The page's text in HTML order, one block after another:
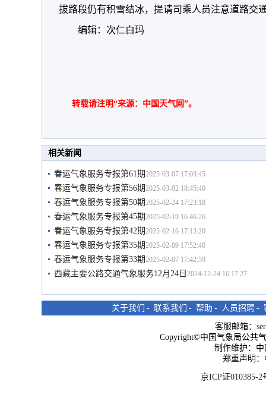
拔路段仍有积雪结冰， 提请司乘人员注意道路交
编辑：次仁白玛
转载请注明“来源：中国天气网”。
相关新闻
春运气象服务专报第61期2025-03-07 17:03:45
春运气象服务专报第56期2025-03-02 18:45:40
春运气象服务专报第50期2025-02-24 17:23:18
春运气象服务专报第45期2025-02-19 16:46:26
春运气象服务专报第42期2025-02-16 17:13:20
春运气象服务专报第35期2025-02-09 17:52:40
春运气象服务专报第33期2025-02-07 17:42:59
西藏主要公路交通气象服务12月24日 2024-12-24 16:17:27
关于我们 - 联系我们 - 帮助 - 人员招聘 -
客服邮箱：
Copyright©中国气象局公共
制作维护：
郑重声明
京ICP证010385-2